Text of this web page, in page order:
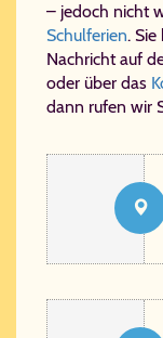
– jedoch nicht
Schulferien.
Nachricht auf
oder über das
dann rufen wir